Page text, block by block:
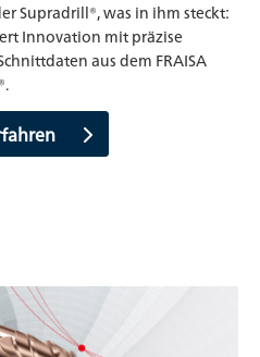
Supradrill®, was in ihm steckt:
Innovation mit präzise
aus dem FRAISA